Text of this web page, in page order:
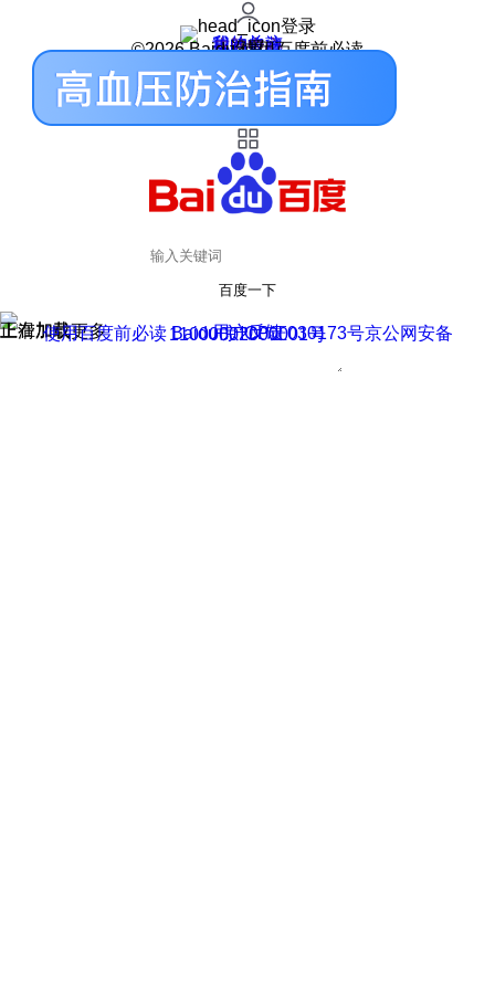
登录
我的关注
我的收藏
皮肤中心
用户反馈
设置
©2026 Baidu 使用百度前必读
百度一下
正在加载
上滑加载更多 用户反馈
使用百度前必读 Baidu 京ICP证030173号
京公网安备11000002000001号